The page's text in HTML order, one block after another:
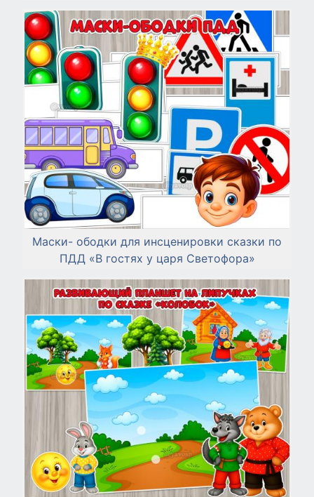
Маски- ободки для инсценировки сказки по
ПДД «В гостях у царя Светофора»